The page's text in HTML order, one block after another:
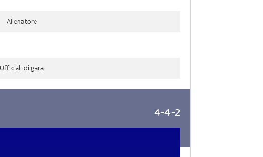
Allenatore
Ufficiali di gara
4-4-2